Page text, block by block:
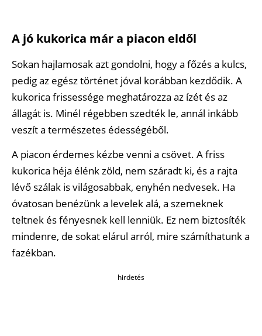
A jó kukorica már a piacon eldől
Sokan hajlamosak azt gondolni, hogy a főzés a kulcs,
pedig az egész történet jóval korábban kezdődik. A
kukorica frissessége meghatározza az ízét és az
állagát is. Minél régebben szedték le, annál inkább
veszít a természetes édességéből.
A piacon érdemes kézbe venni a csövet. A friss
kukorica héja élénk zöld, nem száradt ki, és a rajta
lévő szálak is világosabbak, enyhén nedvesek. Ha
óvatosan benézünk a levelek alá, a szemeknek
teltnek és fényesnek kell lenniük. Ez nem biztosíték
mindenre, de sokat elárul arról, mire számíthatunk a
fazékban.
hirdetés